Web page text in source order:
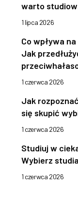
warto
1 lipca 2026
Co wpływa
Jak
1 czerwca 2026
Jak
się skupić
1 czerwca 2026
Studiuj w
Wybierz
1 czerwca 2026